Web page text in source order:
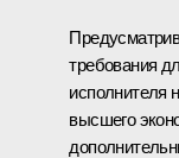
требования
исполнителя
высшего